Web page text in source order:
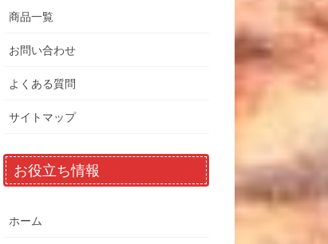
商品一覧
お問い合わせ
よくある質問
サイトマップ
お役立ち情報
ホーム